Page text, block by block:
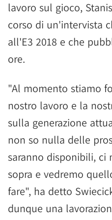
lavoro sul gioco,
corso di un'intervista
all'E3 2018 e che
ore.
"Al momento stiamo
nostro lavoro e la
sulla generazione
non so nulla delle
saranno disponibili, ci
sopra e vedremo
fare", ha detto
dunque una